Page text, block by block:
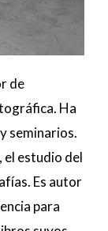
de
Ha
seminarios.
el estudio del
Es autor
para